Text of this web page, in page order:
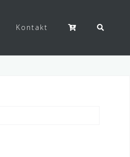
Kontakt